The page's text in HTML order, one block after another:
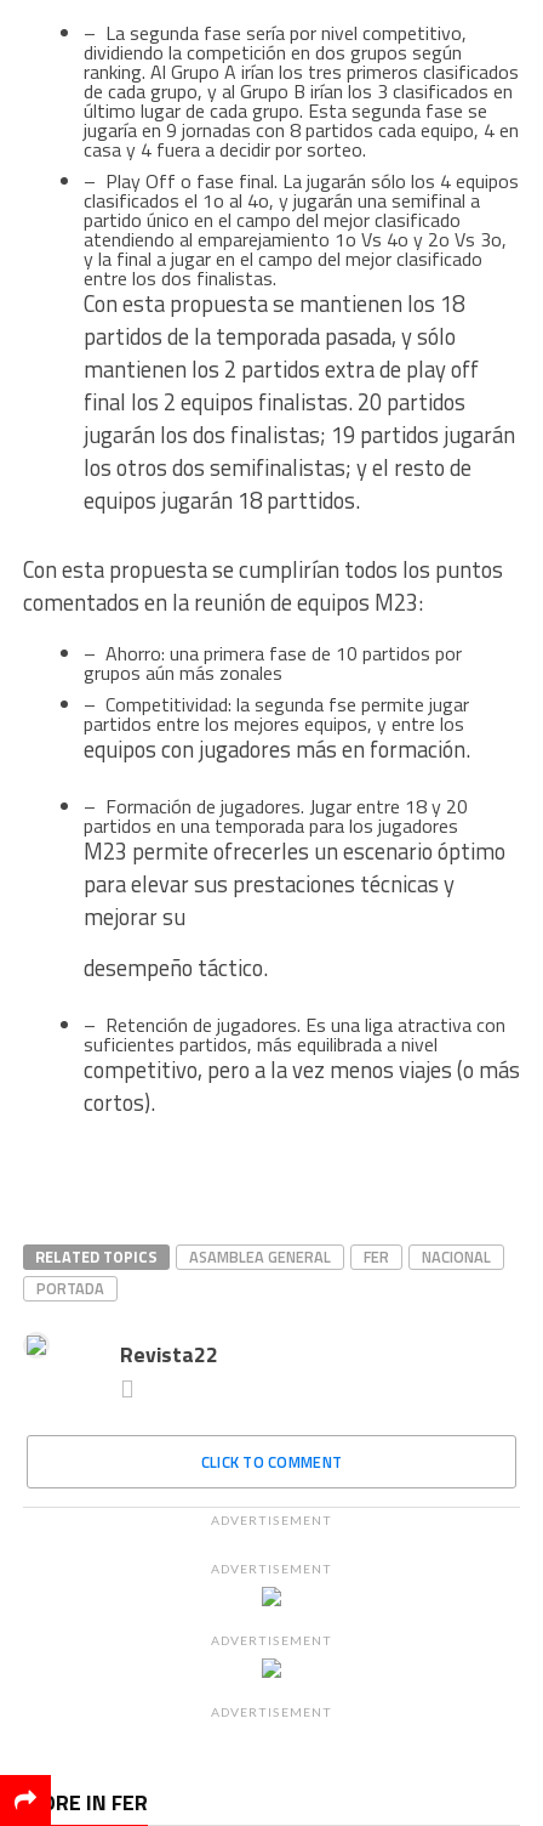
– La segunda fase sería por nivel competitivo,
dividiendo la competición en dos grupos según
ranking. Al Grupo A irían los tres primeros clasificados
de cada grupo, y al Grupo B irían los 3 clasificados en
último lugar de cada grupo. Esta segunda fase se
jugaría en 9 jornadas con 8 partidos cada equipo, 4 en
casa y 4 fuera a decidir por sorteo.
– Play Off o fase final. La jugarán sólo los 4 equipos
clasificados el 1o al 4o, y jugarán una semifinal a
partido único en el campo del mejor clasificado
atendiendo al emparejamiento 1o Vs 4o y 2o Vs 3o,
y la final a jugar en el campo del mejor clasificado
entre los dos finalistas.
Con esta propuesta se mantienen los 18
partidos de la temporada pasada, y sólo
mantienen los 2 partidos extra de play off
final los 2 equipos finalistas. 20 partidos
jugarán los dos finalistas; 19 partidos jugarán
los otros dos semifinalistas; y el resto de
equipos jugarán 18 parttidos.
Con esta propuesta se cumplirían todos los puntos
comentados en la reunión de equipos M23:
– Ahorro: una primera fase de 10 partidos por
grupos aún más zonales
– Competitividad: la segunda fse permite jugar
partidos entre los mejores equipos, y entre los
equipos con jugadores más en formación.
– Formación de jugadores. Jugar entre 18 y 20
partidos en una temporada para los jugadores
M23 permite ofrecerles un escenario óptimo
para elevar sus prestaciones técnicas y
mejorar su
desempeño táctico.
– Retención de jugadores. Es una liga atractiva con
suficientes partidos, más equilibrada a nivel
competitivo, pero a la vez menos viajes (o más
cortos).
RELATED TOPICS ASAMBLEA GENERAL FER
NACIONAL
PORTADA
Revista22
CLICK TO COMMENT
ADVERTISEMENT
ADVERTISEMENT
ADVERTISEMENT
ADVERTISEMENT
MORE IN FER